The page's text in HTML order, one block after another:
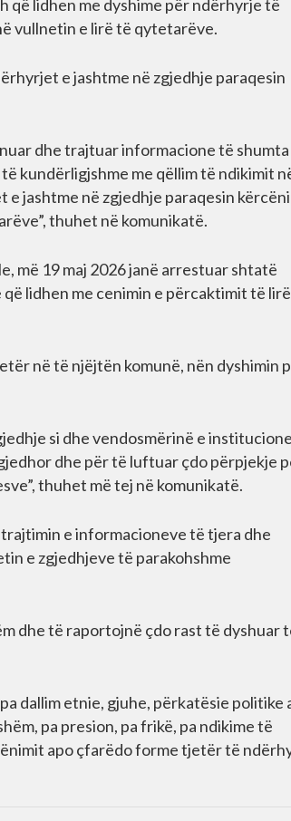
lidhen me dyshime për ndërhyrje të
vullnetin e lirë të qytetarëve.
e jashtme në zgjedhje paraqesin
dhe trajtuar informacione të
kundërligjshme me qëllim të ndikimit
jashtme në zgjedhje paraqesin
thuhet në komunikatë.
më 19 maj 2026 janë arrestuar shtatë
lidhen me cenimin e përcaktimit të
në të njëjtën komunë, nën dyshimin
si dhe vendosmërinë e
dhe për të luftuar çdo përpjekje
thuhet më tej në komunikatë.
e informacioneve të tjera dhe
e zgjedhjeve të parakohshme
dhe të raportojnë çdo rast të dyshuar
dallim etnie, gjuhe, përkatësie politike
pa presion, pa frikë, pa ndikime të
apo çfarëdo forme tjetër të